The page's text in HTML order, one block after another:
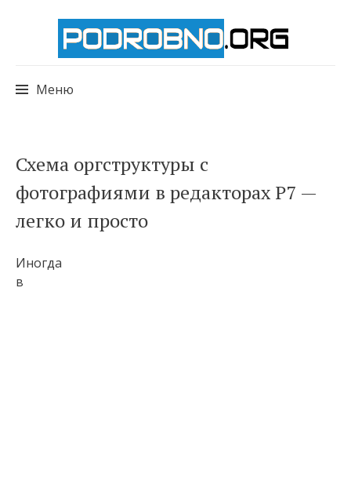
Меню
к
содержимому
Схема оргструктуры с
фотографиями в редакторах Р7 —
легко и просто
Иногда
в